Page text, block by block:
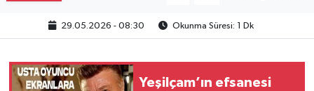
29.05.2026 - 08:30 Okunma Süresi: 1 Dk
Yeşilçam’ın efsanesi